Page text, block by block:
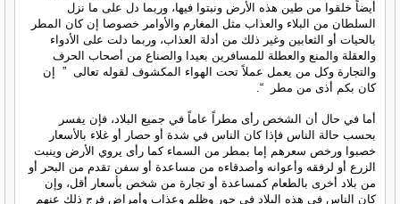
أيضاً خلقوا من طين هذه الأرض ونبتوا فيها، وربما دل على ما نزل
السلطان من البلاء والعذاب مثل المغارم والأوامر خصوصا إن كان المطر
بالحيات أو الثعابين وغير ذلك من أدلة العذاب، وربما دلت على الأدواء
والعقلة والمنع والعطلة للمسافرين بعيدا والصناع من أصحاب الحرف
والتجارة وكل من يعمل عملاً تحت الهواء المكشوف لقوله تعالى ” إن
كان بكم أذى من مطر “.
أما في حال أن الشخص رأى مطراً عاماً في جميع البلاد، فإن يفسر
بحسب حالة الناس فإذا كان الناس في شدة أو حصار أو غلاء بالأسعار
خصبوا ورخص سعرهم إما بمطر من السماء كما رأى يروي الأرض وينبت
الزرع أو لرفقه وأعوانه وأصدقاءه من مساعدة أو سفن تقدم من البحر أو
من بلاد أخرى بالطعام كمساعدة أو تجارة من شخص بأسعار أقل، وإن
كان الناس في هذه البلاد في جور وظلم وعذاب وأمراض فرج ذلك عنهم